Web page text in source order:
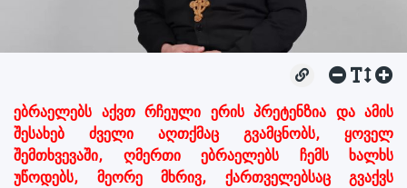
ებრაელებს აქვთ რჩეული ერის პრეტენზია და ამის
შესახებ ძველი აღთქმაც გვამცნობს, ყოველ
შემთხვევაში, ღმერთი ებრაელებს ჩემს ხალხს
უწოდებს, მეორე მხრივ, ქართველებსაც გვაქვს